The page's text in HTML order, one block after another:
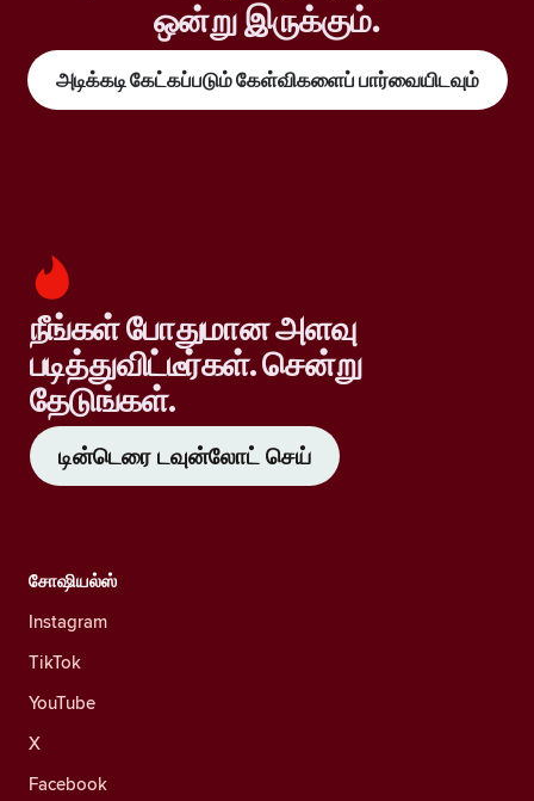
ஒன்று இருக்கும்.
அடிக்கடி கேட்கப்படும் கேள்விகளைப் பார்வையிடவும்
நீங்கள் போதுமான அளவு
படித்துவிட்டீர்கள். சென்று
தேடுங்கள்.
டின்டெரை டவுன்லோட் செய்
சோஷியல்ஸ்
Instagram
TikTok
YouTube
X
Facebook